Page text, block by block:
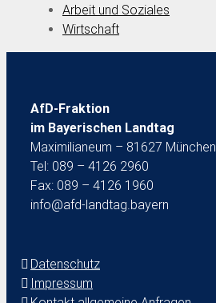
Arbeit und Soziales
Wirtschaft
AfD-Fraktion
im Bayerischen Landtag
Maximilianeum – 81627 München
Tel: 089 – 4126 2960
Fax: 089 – 4126 1960
info@afd-landtag.bayern
Datenschutz
Impressum